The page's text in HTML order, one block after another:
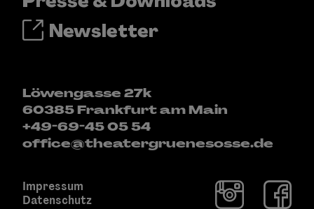
Newsletter
Löwengasse 27k
60385 Frankfurt am Main
+49-69-45 05 54
office@theatergruenesosse.de
Impressum
Datenschutz